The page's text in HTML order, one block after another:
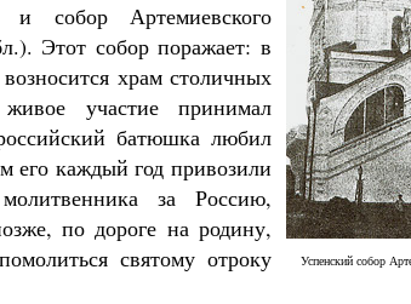
Успенский собор
собор Артемиевского
Этот собор поражает: в
храм столичных
участие принимал
батюшка любил
его каждый год привозили
за Россию,
по дороге на родину,
святому отроку